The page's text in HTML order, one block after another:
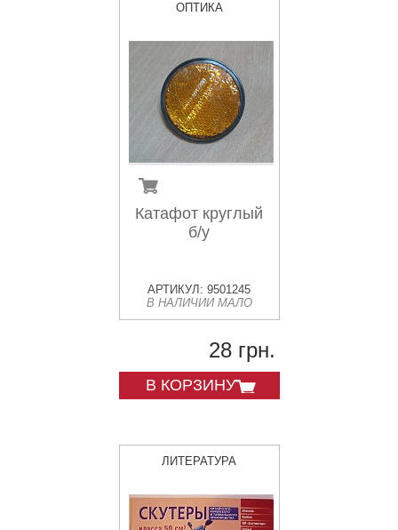
ОПТИКА
Катафот круглый
б/у
АРТИКУЛ: 9501245
В НАЛИЧИИ МАЛО
28 грн.
В КОРЗИНУ
ЛИТЕРАТУРА